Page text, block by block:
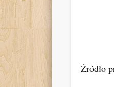
Źródło